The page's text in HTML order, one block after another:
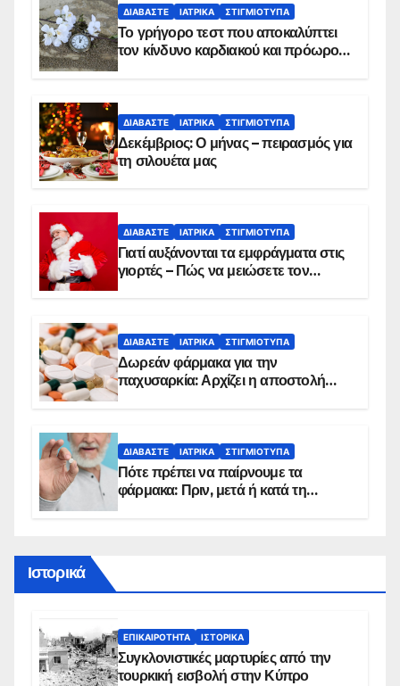
ΔΙΑΒΆΣΤΕ ΙΑΤΡΙΚΆ ΣΤΙΓΜΙΌΤΥΠΑ
Το γρήγορο τεστ που αποκαλύπτει
τον κίνδυνο καρδιακού και πρόωρου
ΔΙΑΒΆΣΤΕ ΙΑΤΡΙΚΆ ΣΤΙΓΜΙΌΤΥΠΑ
Δεκέμβριος: Ο μήνας – πειρασμός για
τη σιλουέτα μας
ΔΙΑΒΆΣΤΕ ΙΑΤΡΙΚΆ ΣΤΙΓΜΙΌΤΥΠΑ
Γιατί αυξάνονται τα εμφράγματα στις
γιορτές – Πώς να μειώσετε τον
ΔΙΑΒΆΣΤΕ ΙΑΤΡΙΚΆ ΣΤΙΓΜΙΌΤΥΠΑ
Δωρεάν φάρμακα για την
παχυσαρκία: Αρχίζει η αποστολή
ΔΙΑΒΆΣΤΕ ΙΑΤΡΙΚΆ ΣΤΙΓΜΙΌΤΥΠΑ
Πότε πρέπει να παίρνουμε τα
φάρμακα: Πριν, μετά ή κατά τη
Ιστορικά
ΕΠΙΚΑΙΡΌΤΗΤΑ ΙΣΤΟΡΙΚΆ
Συγκλονιστικές μαρτυρίες από την
τουρκική εισβολή στην Κύπρο